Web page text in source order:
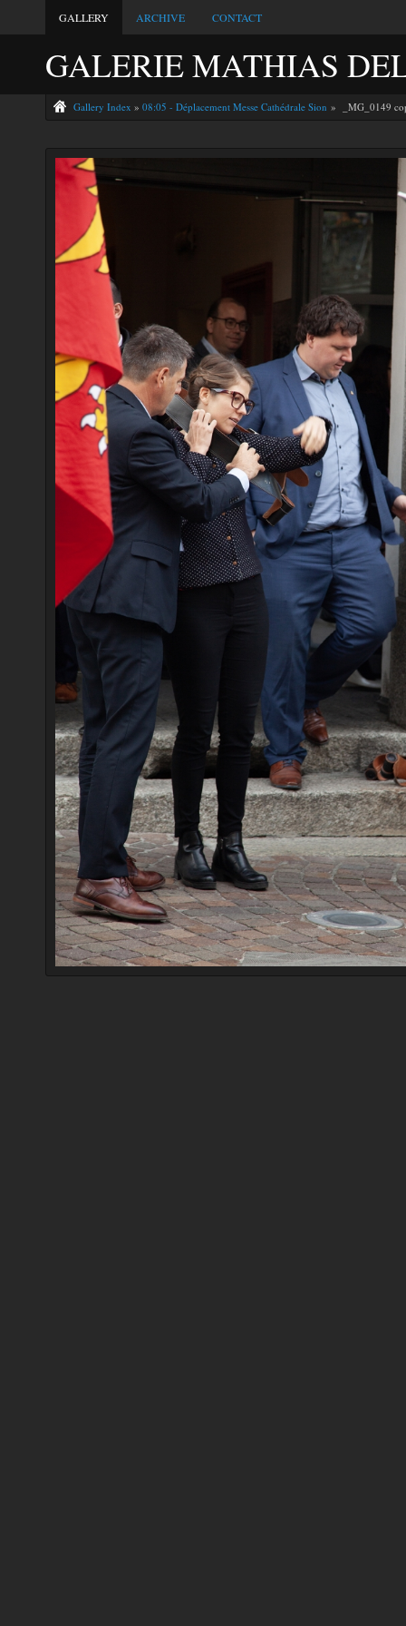
GALLERY ARCHIVE CONTACT
GALERIE MATHIAS
Gallery Index » 08:05 - Déplacement Messe Cathédrale Sion » _MG_0149